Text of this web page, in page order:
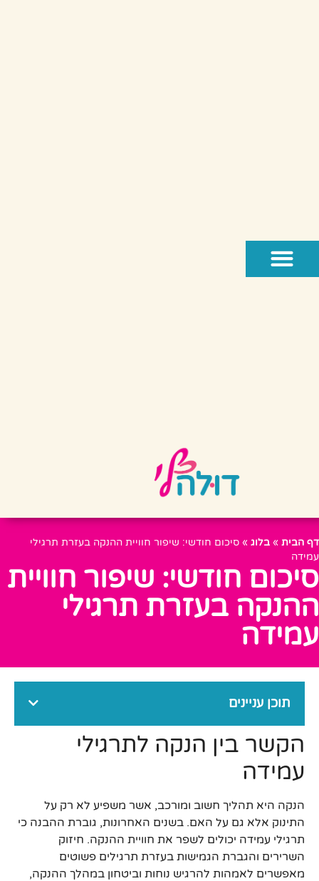
דף הבית » בלוג » סיכום חודשי: שיפור חוויית ההנקה בעזרת תרגילי
עמידה
סיכום חודשי: שיפור חוויית
ההנקה בעזרת תרגילי
עמידה
תוכן עניינים
הקשר בין הנקה לתרגילי
עמידה
הנקה היא תהליך חשוב ומורכב, אשר משפיע לא רק על
התינוק אלא גם על האם. בשנים האחרונות, גוברת ההבנה כי
תרגילי עמידה יכולים לשפר את חוויית ההנקה. חיזוק
השרירים והגברת הגמישות בעזרת תרגילים פשוטים
מאפשרים לאמהות להרגיש נוחות וביטחון במהלך ההנקה,